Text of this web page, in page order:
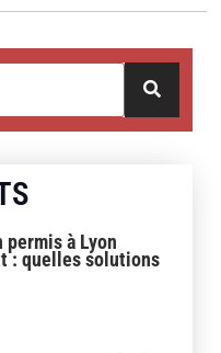
permis à Lyon
: quelles solutions